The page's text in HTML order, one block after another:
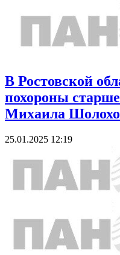
В Ростовской
похороны
Михаила
25.01.2025 12:19